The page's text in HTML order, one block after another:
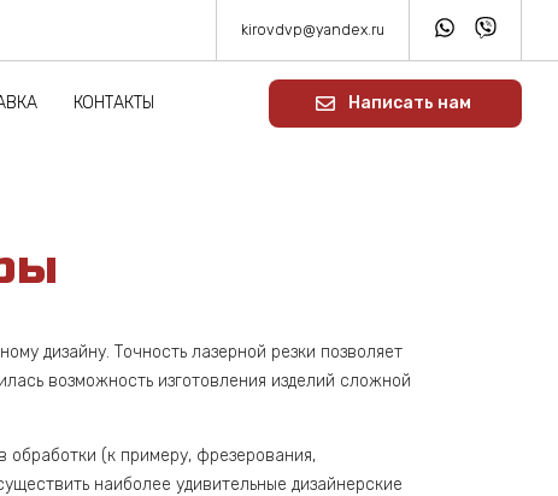
kirovdvp@yandex.ru
КОНТАКТЫ Написать нам
дизайну. Точность лазерной резки позволяет
возможность изготовления изделий сложной
обработки (к примеру, фрезерования,
наиболее удивительные дизайнерские